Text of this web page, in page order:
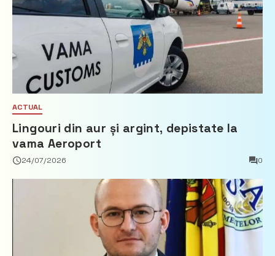
ACTUAL
Lingouri din aur și argint, depistate la
vama Aeroport
24/07/2026 0